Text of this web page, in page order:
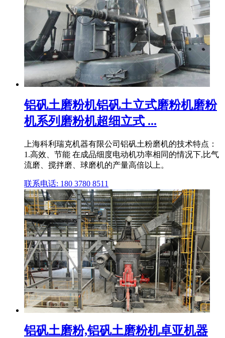
铝矾土磨粉机铝矾土立式磨粉机磨粉
机系列磨粉机超细立式 ...
上海科利瑞克机器有限公司铝矾土粉磨机的技术特点：
1.高效、节能 在成品细度电动机功率相同的情况下,比气
流磨、搅拌磨、球磨机的产量高倍以上。
联系电话: 180 3780 8511
铝矾土磨粉,铝矾土磨粉机卓亚机器